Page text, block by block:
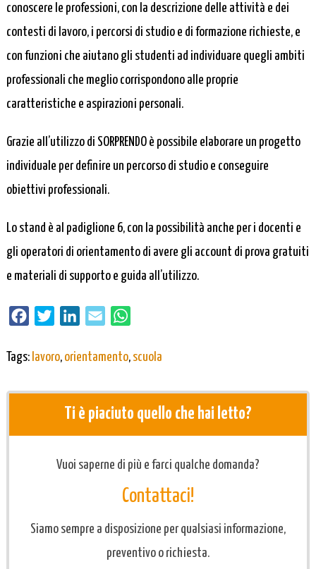
conoscere le professioni, con la descrizione delle attività e dei
contesti di lavoro, i percorsi di studio e di formazione richieste, e
con funzioni che aiutano gli studenti ad individuare quegli ambiti
professionali che meglio corrispondono alle proprie
caratteristiche e aspirazioni personali.
Grazie all’utilizzo di SORPRENDO è possibile elaborare un progetto
individuale per definire un percorso di studio e conseguire
obiettivi professionali.
Lo stand è al padiglione 6, con la possibilità anche per i docenti e
gli operatori di orientamento di avere gli account di prova gratuiti
e materiali di supporto e guida all’utilizzo.
FacebookTwitter LinkedIn Email
Tags: lavoro, orientamento, scuola
Ti è piaciuto quello che hai letto?
Vuoi saperne di più e farci qualche domanda?
Contattaci!
Siamo sempre a disposizione per qualsiasi informazione,
preventivo o richiesta.